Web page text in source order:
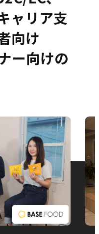
ャリア支
向け
ー向けの